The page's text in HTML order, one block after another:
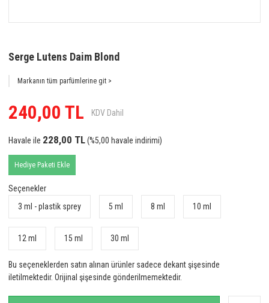
Serge Lutens Daim Blond
Markanın tüm parfümlerine git >
240,00 TL KDV Dahil
Havale ile 228,00 TL(%5,00 havale indirimi)
Hediye Paketi Ekle
Seçenekler
3 ml - plastik sprey
5 ml 8 ml 10 ml
12 ml 15 ml 30 ml
Bu seçeneklerden satın alınan ürünler sadece dekant şişesinde
iletilmektedir. Orijinal şişesinde gönderilmemektedir.